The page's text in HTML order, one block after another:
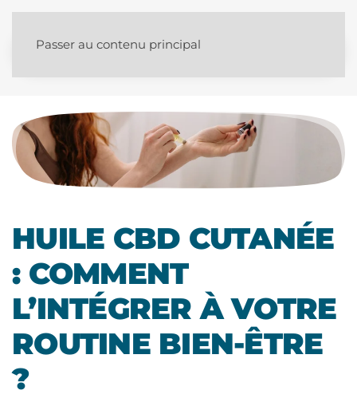
Passer au contenu principal
HUILE CBD CUTANÉE
: COMMENT
L’INTÉGRER À VOTRE
ROUTINE BIEN-ÊTRE
?